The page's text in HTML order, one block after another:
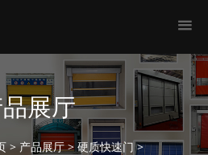
展厅
>产品展厅> 硬质快速门>